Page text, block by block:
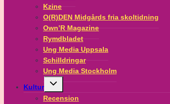
Kzine
O(R)DEN Midgårds fria skoltidning
Own’R Magazine
Rymdbladet
Ung Media Uppsala
Schilldringar
Ung Media Stockholm
Kultur
Toggle
menu
Recension